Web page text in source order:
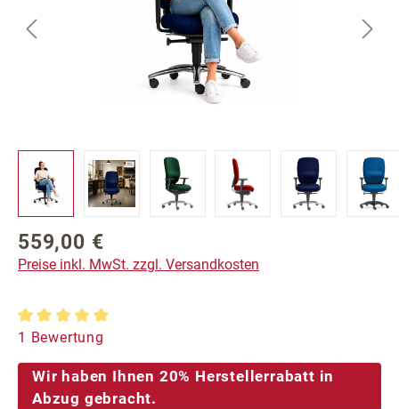
Regulärer Preis:
559,00 €
Preise inkl. MwSt. zzgl. Versandkosten
Durchschnittliche Bewertung von 5 von 5 Sternen
1 Bewertung
Wir haben Ihnen 20% Herstellerrabatt in
Abzug gebracht.